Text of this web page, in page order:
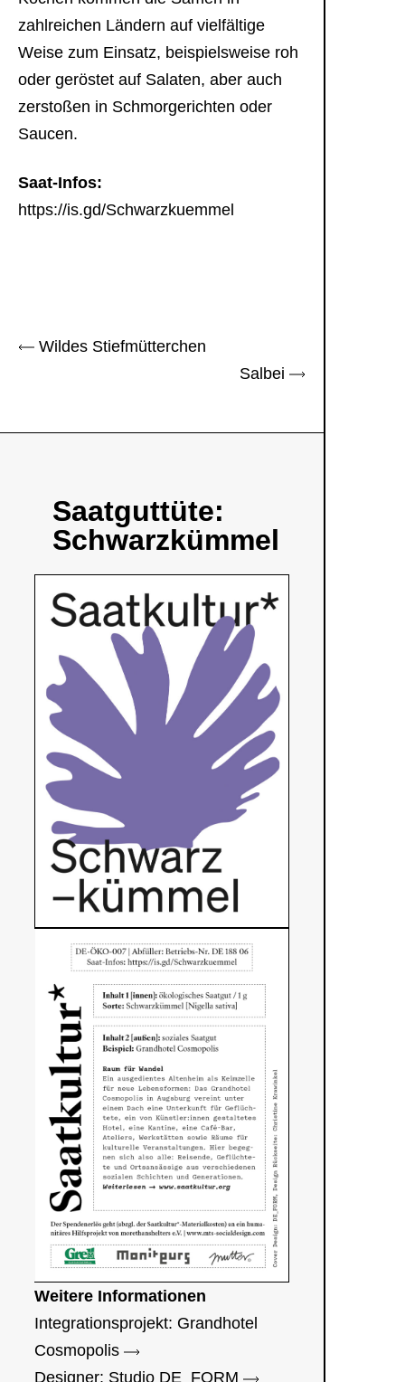
zahlreichen Ländern auf vielfältige
Weise zum Einsatz, beispielsweise roh
oder geröstet auf Salaten, aber auch
zerstoßen in Schmorgerichten oder
Saucen.
Saat-Infos:
https://is.gd/Schwarzkuemmel
Wildes Stiefmütterchen
Salbei
Saatguttüte:
Schwarzkümmel
Weitere Informationen
Integrationsprojekt: Grandhotel
Cosmopolis
Designer: Studio DE_FORM